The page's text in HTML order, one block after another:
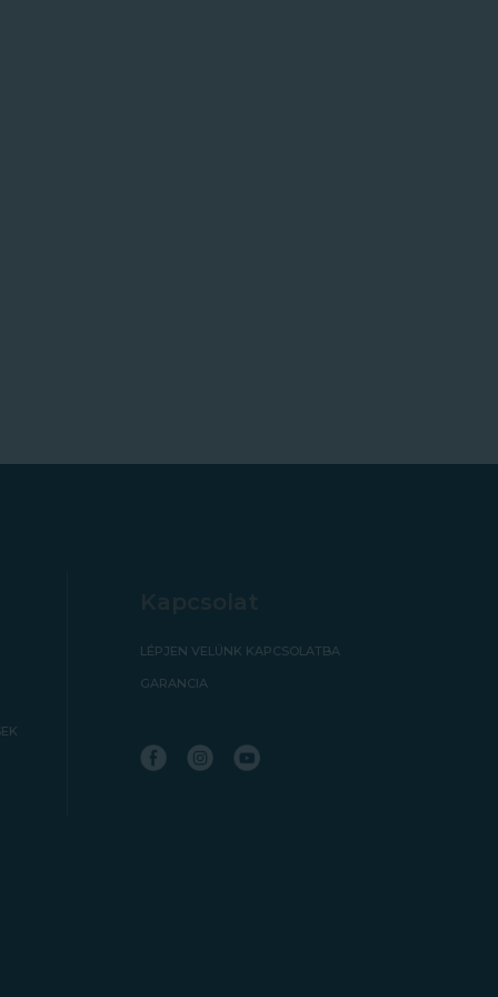
LÉPJEN VELÜNK KAPCSOLATBA
GARANCIA